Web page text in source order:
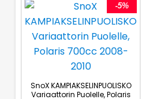
-5%
SnoX KAMPIAKSELINPUOLISKO
Variaattorin Puolelle, Polaris